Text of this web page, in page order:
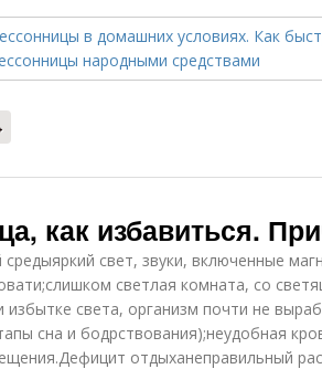
как избавиться.
свет, звуки, включенные
светлая комната, со
избытке света, организм почти не
сна и бодрствования);неудобная
отдыханеправильный